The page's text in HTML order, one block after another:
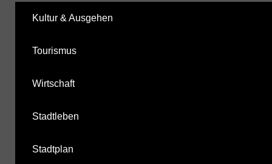
Kultur & Ausgehen
Tourismus
Wirtschaft
Stadtleben
Stadtplan